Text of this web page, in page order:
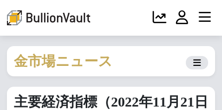
金市場ニュース
主要経済指標（2022年11月21日